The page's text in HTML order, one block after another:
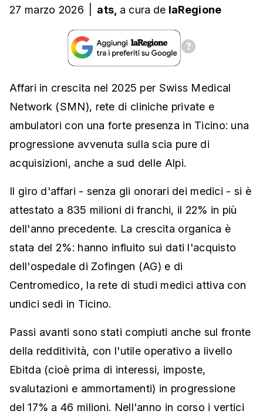
27 marzo 2026 ats, a cura de laRegione
Affari in crescita nel 2025 per Swiss Medical
Network (SMN), rete di cliniche private e
ambulatori con una forte presenza in Ticino: una
progressione avvenuta sulla scia pure di
acquisizioni, anche a sud delle Alpi.
Il giro d'affari - senza gli onorari dei medici - si è
attestato a 835 milioni di franchi, il 22% in più
dell'anno precedente. La crescita organica è
stata del 2%: hanno influito sui dati l'acquisto
dell'ospedale di Zofingen (AG) e di
Centromedico, la rete di studi medici attiva con
undici sedi in Ticino.
Passi avanti sono stati compiuti anche sul fronte
della redditività, con l'utile operativo a livello
Ebitda (cioè prima di interessi, imposte,
svalutazioni e ammortamenti) in progressione
del 17% a 46 milioni. Nell'anno in corso i vertici